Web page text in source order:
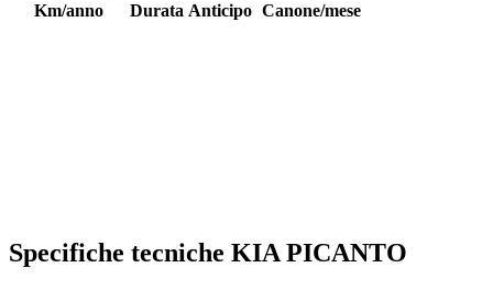
Km/anno Durata Anticipo Canone/mese
Specifiche tecniche KIA PICANTO